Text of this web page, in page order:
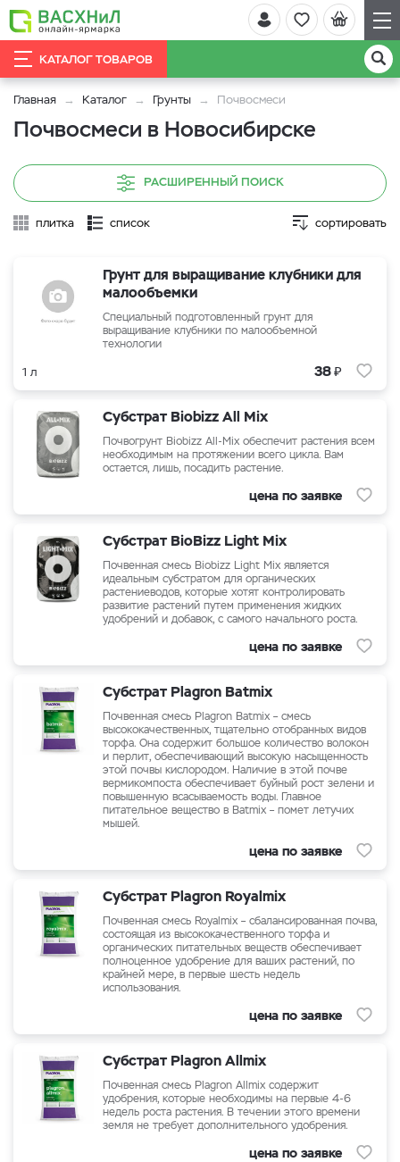
КАТАЛОГ ТОВАРОВ
Главная Каталог Грунты Почвосмеси
Почвосмеси в Новосибирске
РАСШИРЕННЫЙ ПОИСК
плитка список сортировать
Грунт для выращивание клубники для
малообъемки
Специальный подготовленный грунт для
выращивание клубники по малообъемной
технологии
1 л 38₽
Субстрат Biobizz All Mix
Почвогрунт Biobizz All-Mix обеспечит растения всем
необходимым на протяжении всего цикла. Вам
остается, лишь, посадить растение.
цена по заявке
Субстрат BioBizz Light Mix
Почвенная смесь Biobizz Light Mix является
идеальным субстратом для органических
растениеводов, которые хотят контролировать
развитие растений путем применения жидких
удобрений и добавок, с самого начального роста.
цена по заявке
Субстрат Plagron Batmix
Почвенная смесь Plagron Batmix – смесь
высококачественных, тщательно отобранных видов
торфа. Она содержит большое количество волокон
и перлит, обеспечивающий высокую насыщенность
этой почвы кислородом. Наличие в этой почве
вермикомпоста обеспечивает буйный рост зелени и
повышенную всасываемость воды. Главное
питательное вещество в Batmix – помет летучих
мышей.
цена по заявке
Субстрат Plagron Royalmix
Почвенная смесь Royalmix – cбалансированная почва,
состоящая из высококачественного торфа и
органических питательных веществ обеспечивает
полноценное удобрение для ваших растений, по
крайней мере, в первые шесть недель
использования.
цена по заявке
Субстрат Plagron Allmix
Почвенная смесь Plagron Allmix содержит
удобрения, которые необходимы на первые 4-6
недель роста растения. В течении этого времени
земля не требует дополнительного удобрения.
цена по заявке